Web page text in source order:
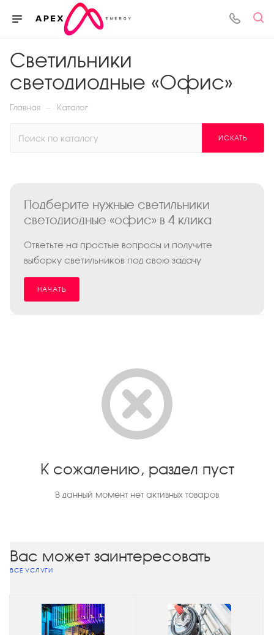
Светильники
светодиодные «Офис»
Главная — Каталог
ИСКАТЬ
Подберите нужные светильники
светодиодные «офис» в 4 клика
Ответьте на простые вопросы и получите
выборку светильников под свою задачу
НАЧАТЬ
К сожалению, раздел пуст
В данный момент нет активных товаров
Вас может заинтересовать
ВСЕ УСЛУГИ